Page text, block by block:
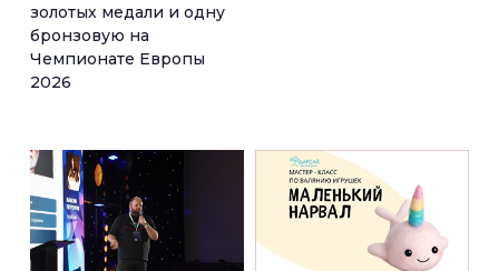
золотых медали и одну
бронзовую на
Чемпионате Европы
2026